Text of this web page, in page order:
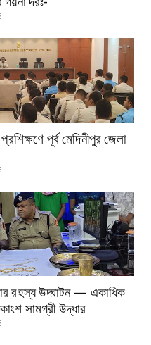
পূর্ব মেদিনীপুর জেলা
রহস্য উদ্ঘাটন — একাধিক
সামগ্রী উদ্ধার